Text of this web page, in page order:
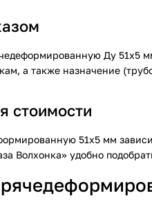
Ду 51х5
а также назначение
стоимости
51х5 мм
Волхонка» удобно